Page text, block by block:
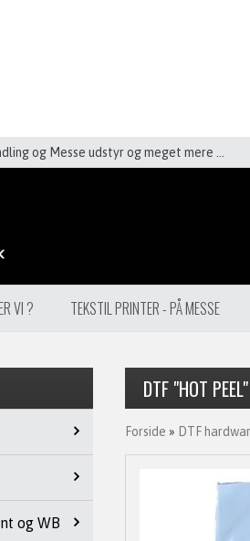
og Messe udstyr og meget mere ...
VI ? TEKSTIL PRINTER - PÅ MESSE
og WB
DTF "HOT
Forside » DTF